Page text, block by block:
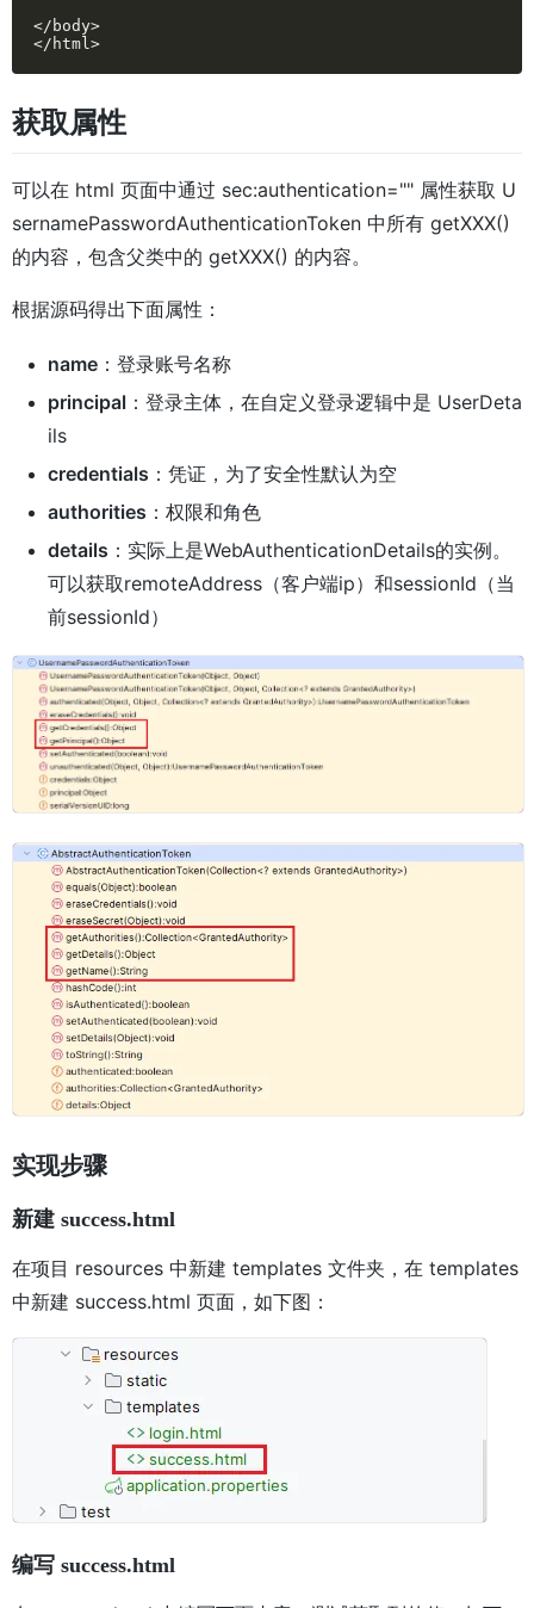
</body>
</html>
获取属性
可以在 html 页面中通过 sec:authentication="" 属性获取 U
sernamePasswordAuthenticationToken 中所有 getXXX()
的内容，包含父类中的 getXXX() 的内容。
根据源码得出下面属性：
name ：登录账号名称
principal ：登录主体，在自定义登录逻辑中是 UserDeta
ils
credentials ：凭证，为了安全性默认为空
authorities ：权限和角色
details ：实际上是WebAuthenticationDetails的实例。
可以获取remoteAddress（客户端ip）和sessionId（当
前sessionId）
实现步骤
新建 success.html
在项目 resources 中新建 templates 文件夹，在 templates
中新建 success.html 页面，如下图：
编写 success.html